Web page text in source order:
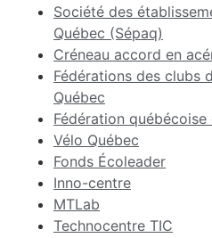
Société des
Québec (Sépaq)
Créneau accord en
Fédérations des clubs
Québec
Fédération
Vélo Québec
Fonds Écoleader
Inno-centre
MTLab
Technocentre TIC